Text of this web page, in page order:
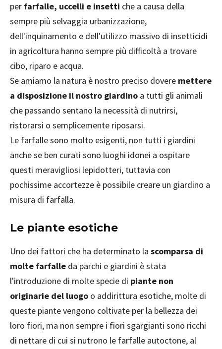
per farfalle, uccelli e insetti che a causa della
sempre più selvaggia urbanizzazione,
dell'inquinamento e dell'utilizzo massivo di insetticidi
in agricoltura hanno sempre più difficoltà a trovare
cibo, riparo e acqua.
Se amiamo la natura è nostro preciso dovere mettere
a disposizione il nostro giardino a tutti gli animali
che passando sentano la necessità di nutrirsi,
ristorarsi o semplicemente riposarsi.
Le farfalle sono molto esigenti, non tutti i giardini
anche se ben curati sono luoghi idonei a ospitare
questi meravigliosi lepidotteri, tuttavia con
pochissime accortezze è possibile creare un giardino a
misura di farfalla.
Le piante esotiche
Uno dei fattori che ha determinato la scomparsa di
molte farfalle da parchi e giardini è stata
l'introduzione di molte specie di piante non
originarie del luogo o addirittura esotiche, molte di
queste piante vengono coltivate per la bellezza dei
loro fiori, ma non sempre i fiori sgargianti sono ricchi
di nettare di cui si nutrono le farfalle autoctone, al